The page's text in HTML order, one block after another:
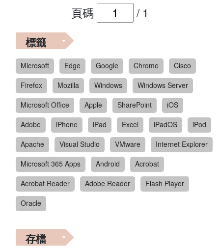
頁碼 / 1
標籤
Microsoft Edge Google Chrome
Cisco
Firefox
Mozilla Windows
Windows Server
Microsoft Office
Apple SharePoint
iOS
Adobe
iPhone iPad Excel iPadOS
iPod
Apache
Visual Studio VMware
Internet Explorer
Microsoft 365 Apps
Android
Acrobat
Acrobat Reader
Adobe Reader
Flash Player
Oracle
存檔